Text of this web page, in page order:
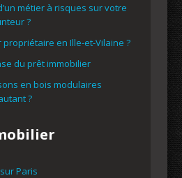
métier à risques sur votre
?
propriétaire en Ille-et-Vilaine ?
du prêt immobilier
en bois modulaires
?
Paris